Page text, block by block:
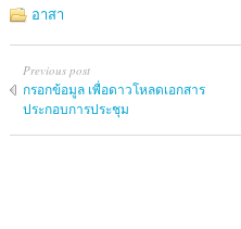
อาสา
Previous post
กรอกข้อมูล เพื่อดาวโหลดเอกสาร
ประกอบการประชุม